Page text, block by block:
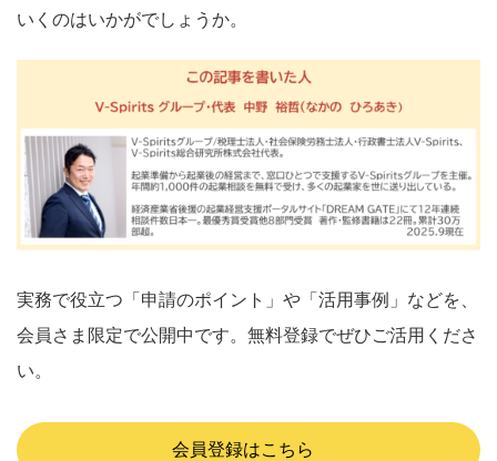
いくのはいかがでしょうか。
実務で役立つ「申請のポイント」や「活用事例」などを、
会員さま限定で公開中です。無料登録でぜひご活用くださ
い。
会員登録はこちら